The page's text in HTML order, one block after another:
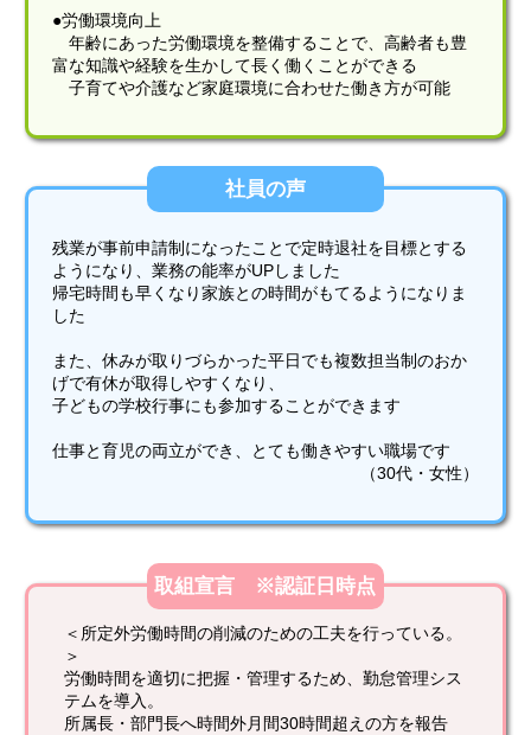
●労働環境向上
年齢にあった労働環境を整備することで、高齢者も豊
富な知識や経験を生かして長く働くことができる
子育てや介護など家庭環境に合わせた働き方が可能
社員の声
残業が事前申請制になったことで定時退社を目標とする
ようになり、業務の能率がUPしました
帰宅時間も早くなり家族との時間がもてるようになりま
した
また、休みが取りづらかった平日でも複数担当制のおか
げで有休が取得しやすくなり、
子どもの学校行事にも参加することができます
仕事と育児の両立ができ、とても働きやすい職場です
（30代・女性）
取組宣言 ※認証日時点
＜所定外労働時間の削減のための工夫を行っている。
＞
労働時間を適切に把握・管理するため、勤怠管理シス
テムを導入。
所属長・部門長へ時間外月間30時間超えの方を報告